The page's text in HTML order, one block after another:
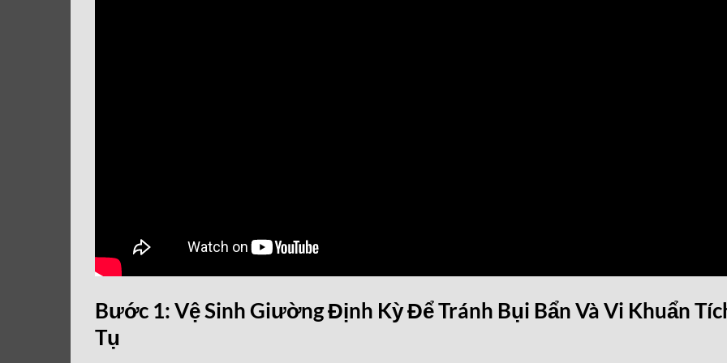
Bước 1: Vệ Sinh Giường Định Kỳ Để Tránh Bụi Bẩn Và Vi Khuẩn
Tụ